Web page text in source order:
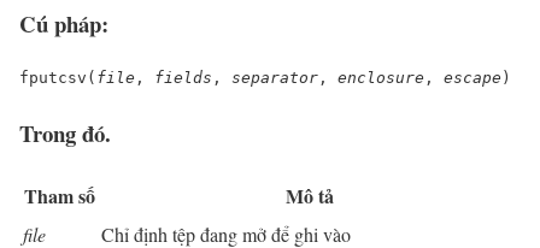
Cú pháp:
fputcsv( file , fields , separator , enclosure , escape )
Trong đó.
Tham số Mô tả
file
Chỉ định tệp đang mở để ghi vào